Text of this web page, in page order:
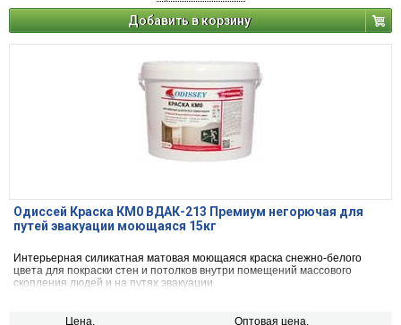
Добавить в корзину
Одиссей Краска КМ0 ВДАК-213 Премиум негорючая для
путей эвакуации моющаяся 15кг
Интерьерная силикатная матовая моющаяся краска снежно-белого
цвета для покраски стен и потолков внутри помещений массового
скопления людей и на путях эвакуации.
Цена, Оптовая цена,